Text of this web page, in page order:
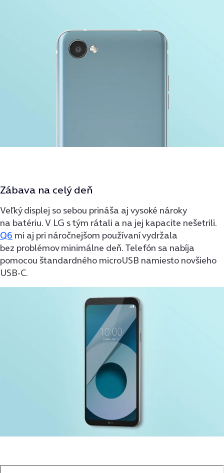
Zábava na celý deň
Veľký displej so sebou prináša aj vysoké nároky
na batériu. V LG s tým rátali a na jej kapacite nešetrili.
Q6 mi aj pri náročnejšom používaní vydržala
bez problémov minimálne deň. Telefón sa nabíja
pomocou štandardného microUSB namiesto novšieho
USB-C.